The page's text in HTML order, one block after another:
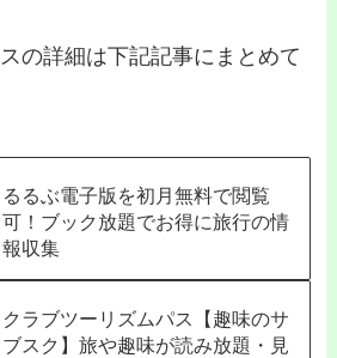
の詳細は下記記事にまとめて
るるぶ電子版を初月無料で閲覧
可！ブック放題でお得に旅行の情
報収集
クラブツーリズムパス【趣味のサ
ブスク】旅や趣味が読み放題・見